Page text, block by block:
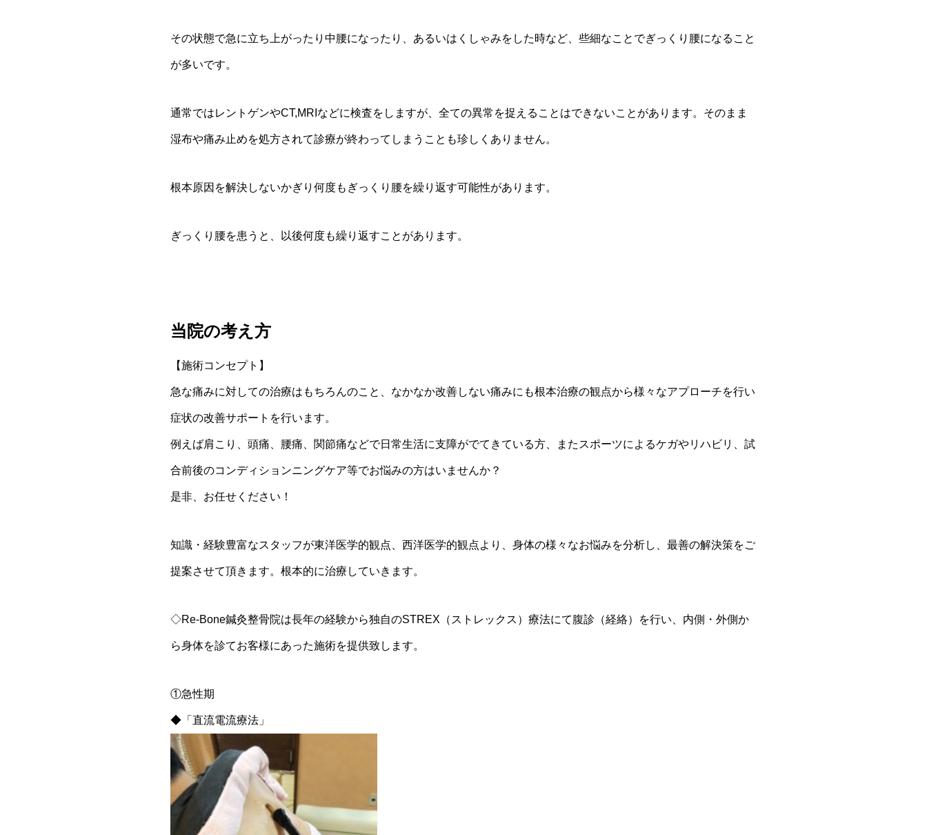
その状態で急に立ち上がったり中腰になったり、あるいはくしゃみをした時など、些細なことでぎっくり腰になること
が多いです。
通常ではレントゲンやCT,MRIなどに検査をしますが、全ての異常を捉えることはできないことがあります。そのまま
湿布や痛み止めを処方されて診療が終わってしまうことも珍しくありません。
根本原因を解決しないかぎり何度もぎっくり腰を繰り返す可能性があります。
ぎっくり腰を患うと、以後何度も繰り返すことがあります。
当院の考え方
【施術コンセプト】
急な痛みに対しての治療はもちろんのこと、なかなか改善しない痛みにも根本治療の観点から様々なアプローチを行い
症状の改善サポートを行います。
例えば肩こり、頭痛、腰痛、関節痛などで日常生活に支障がでてきている方、またスポーツによるケガやリハビリ、試
合前後のコンディションニングケア等でお悩みの方はいませんか？
是非、お任せください！
知識・経験豊富なスタッフが東洋医学的観点、西洋医学的観点より、身体の様々なお悩みを分析し、最善の解決策をご
提案させて頂きます。根本的に治療していきます。
◇Re-Bone鍼灸整骨院は長年の経験から独自のSTREX（ストレックス）療法にて腹診（経絡）を行い、内側・外側か
ら身体を診てお客様にあった施術を提供致します。
①急性期
◆「直流電流療法」